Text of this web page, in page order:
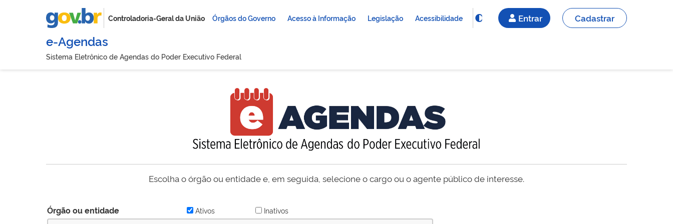
Controladoria-Geral da União Órgãos do Governo Acesso à Informação Legislação Acessibilidade Entrar Cadastrar
e-Agendas
Sistema Eletrônico de Agendas do Poder Executivo Federal
Escolha o órgão ou entidade e, em seguida, selecione o cargo ou o agente público de interesse.
Órgão ou entidade Ativos Inativos